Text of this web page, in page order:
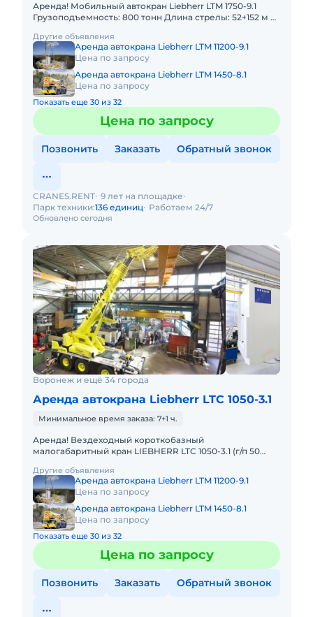
Аренда! Мобильный автокран Liebherr LTM 1750-9.1
Грузоподъемность: 800 тонн Длина стрелы: 52+152 м В
Свидетельство о ре
Другие объявления
Аренда автокрана Liebherr LTM 11200-9.1
Цена по запросу
Аренда автокрана Liebherr LTM 1450-8.1
Цена по запросу
Показать еще 30 из 32
Цена по запросу
Позвонить Заказать Обратный звонок
Обновлено сегодня
CRANES.RENT 9 лет на площадке
Парк техники:136 единиц Работаем 24/7
Воронеж и ещё 34 города
Аренда автокрана Liebherr LTC 1050-3.1
Минимальное время заказа: 7+1 ч.
Аренда! Вездеходный короткобазный
малогабаритный кран LIEBHERR LTC 1050-3.1 (г/п 50
маневренностью и проходимостью по бе
Другие объявления
Аренда автокрана Liebherr LTM 11200-9.1
Цена по запросу
Аренда автокрана Liebherr LTM 1450-8.1
Цена по запросу
Показать еще 30 из 32
Цена по запросу
Позвонить Заказать Обратный звонок